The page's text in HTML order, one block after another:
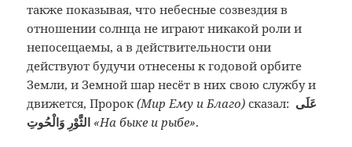
также показывая, что небесные созвездия в
отношении солнца не играют никакой роли и
непосещаемы, а в действительности они
действуют будучи отнесены к годовой орбите
Земли, и Земной шар несёт в них свою службу и
движется, Пророк(Мир Ему и Благо) сказал: عَلَى
«На быке и рыбе».